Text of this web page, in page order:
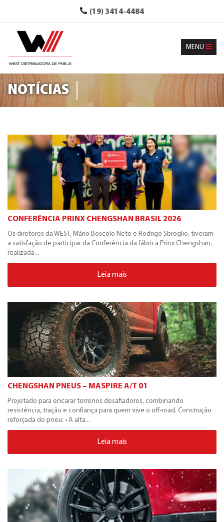
(19) 3414-4484
MENU
NOTÍCIAS
CONFERÊNCIA PRINX CHENGSHAN BRASIL 2026
Os diretores da WEST, Mário Boscolo Neto e Rodrigo Sbroglio, tiveram
a satisfação de participar da Conferência da fábrica Prinx Chengshan,
realizada...
Leia mais
CHENGSHAN PNEUS – MASPIRE A/T 01
Projetado para encarar terrenos desafiadores, combinando
resistência, tração e confiança para quem vive o off-road. Construção
reforçada do pneu: • A alta...
Leia mais